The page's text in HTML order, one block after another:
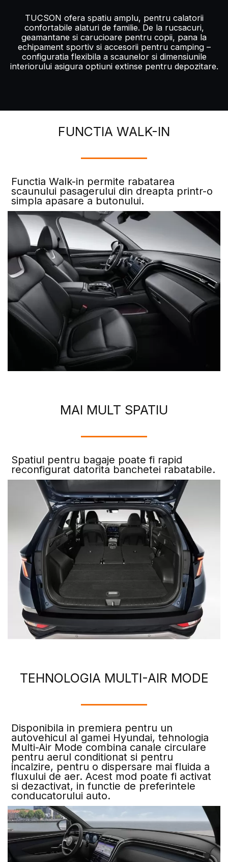
TUCSON ofera spatiu amplu, pentru calatorii
confortabile alaturi de familie. De la rucsacuri,
geamantane si carucioare pentru copii, pana la
echipament sportiv si accesorii pentru camping –
configuratia flexibila a scaunelor si dimensiunile
interiorului asigura optiuni extinse pentru depozitare.
FUNCTIA WALK-IN
Functia Walk-in permite rabatarea
scaunului pasagerului din dreapta printr-o
simpla apasare a butonului.
MAI MULT SPATIU
Spatiul pentru bagaje poate fi rapid
reconfigurat datorita banchetei rabatabile.
TEHNOLOGIA MULTI-AIR MODE
Disponibila in premiera pentru un
autovehicul al gamei Hyundai, tehnologia
Multi-Air Mode combina canale circulare
pentru aerul conditionat si pentru
incalzire, pentru o dispersare mai fluida a
fluxului de aer. Acest mod poate fi activat
si dezactivat, in functie de preferintele
conducatorului auto.